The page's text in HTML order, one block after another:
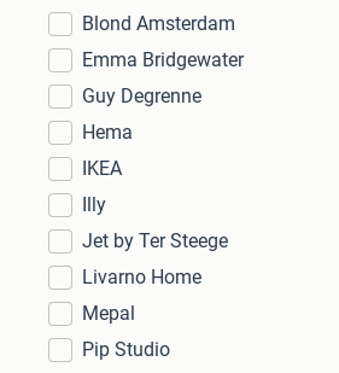
Blond Amsterdam
Emma Bridgewater
Guy Degrenne
Hema
IKEA
Illy
Jet by Ter Steege
Livarno Home
Mepal
Pip Studio